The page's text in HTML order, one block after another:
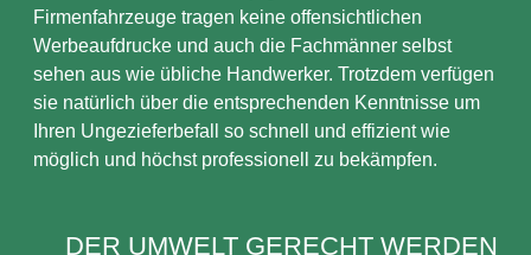
Firmenfahrzeuge tragen keine offensichtlichen
Werbeaufdrucke und auch die Fachmänner selbst
sehen aus wie übliche Handwerker. Trotzdem verfügen
sie natürlich über die entsprechenden Kenntnisse um
Ihren Ungezieferbefall so schnell und effizient wie
möglich und höchst professionell zu bekämpfen.
DER UMWELT GERECHT WERDEN